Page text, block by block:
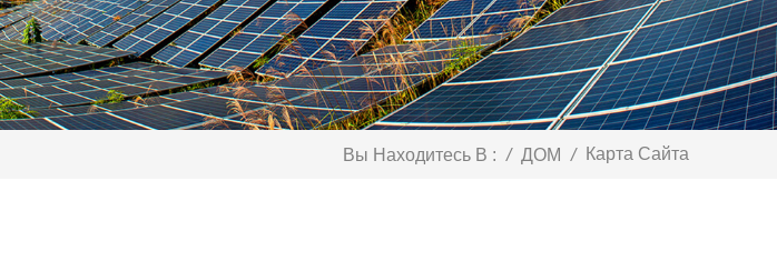
Вы Находитесь В : / ДОМ / Карта Сайта